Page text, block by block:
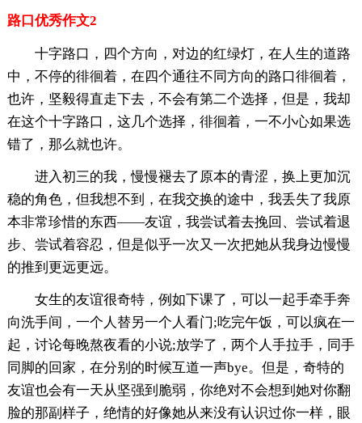
路口优秀作文2
十字路口，四个方向，对边的红绿灯，在人生的道路
中，不停的徘徊着，在四个通往不同方向的路口徘徊着，
也许，坚毅得直走下去，不会有第二个选择，但是，我却
在这个十字路口，这几个选择，徘徊着，一不小心如果选
错了，那么就也许。
进入初三的我，慢慢褪去了原本的青涩，换上更加沉
稳的角色，但我想不到，在我交换的途中，我丢失了我原
本非常珍惜的东西——友谊，我尝试着去挽回、尝试着退
步、尝试着容忍，但是似乎一次又一次把她从我身边慢慢
的推到更远更远。
女生的友谊很奇特，例如下课了，可以一起手牵手奔
向洗手间，一个人替另一个人看门;吃完午饭，可以疯在一
起，讨论每晚熬夜看的小说;放学了，两个人手拉手，同手
同脚的回家，在分别的时候互道一声bye。但是，奇特的
友谊也会有一天从坚强到脆弱，你绝对不会想到她对你翻
脸的那副样子，绝情的好像她从来没有认识过你一样，眼